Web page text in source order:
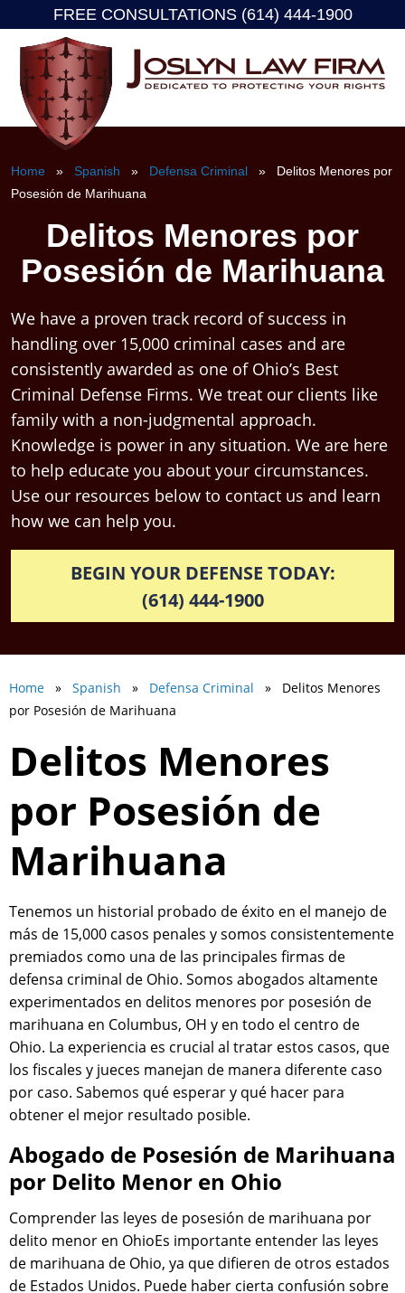
content
FREE CONSULTATIONS (614) 444-1900
Home » Spanish » Defensa Criminal » Delitos Menores por
Posesión de Marihuana
Delitos Menores por
Posesión de Marihuana
We have a proven track record of success in
handling over 15,000 criminal cases and are
consistently awarded as one of Ohio’s Best
Criminal Defense Firms. We treat our clients like
family with a non-judgmental approach.
Knowledge is power in any situation. We are here
to help educate you about your circumstances.
Use our resources below to contact us and learn
how we can help you.
BEGIN YOUR DEFENSE TODAY:
(614) 444-1900
Home » Spanish » Defensa Criminal » Delitos Menores
por Posesión de Marihuana
Delitos Menores
por Posesión de
Marihuana
Tenemos un historial probado de éxito en el manejo de
más de 15,000 casos penales y somos consistentemente
premiados como una de las principales firmas de
defensa criminal de Ohio. Somos abogados altamente
experimentados en delitos menores por posesión de
marihuana en Columbus, OH y en todo el centro de
Ohio. La experiencia es crucial al tratar estos casos, que
los fiscales y jueces manejan de manera diferente caso
por caso. Sabemos qué esperar y qué hacer para
obtener el mejor resultado posible.
Abogado de Posesión de Marihuana
por Delito Menor en Ohio
Comprender las leyes de posesión de marihuana por
delito menor en OhioEs importante entender las leyes
de marihuana de Ohio, ya que difieren de otros estados
de Estados Unidos. Puede haber cierta confusión sobre